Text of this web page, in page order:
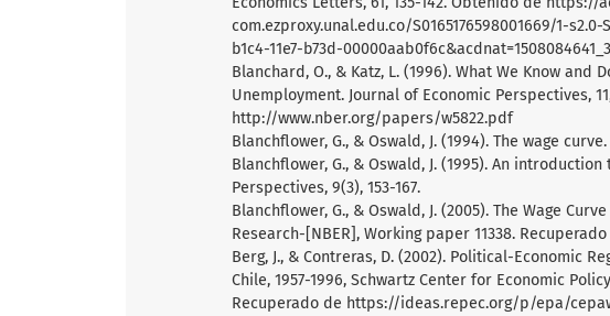
com.ezproxy.unal.edu.co/S0165176598001669/1-
b1c4-11e7-b73d-
Blanchard, O., & Katz, L. (1996). What We Know and
Unemployment. Journal of Economic Perspectives,
http://www.nber.org/papers/w5822.pdf
Blanchflower, G., & Oswald, J. (1994). The wage
Blanchflower, G., & Oswald, J. (1995). An
Perspectives, 9(3), 153-167.
Blanchflower, G., & Oswald, J. (2005). The Wage
Research-[NBER], Working paper 11338.
Berg, J., & Contreras, D. (2002). Political-Economic
Chile, 1957-1996, Schwartz Center for Economic
Recuperado de https://ideas.repec.org/p/epa/